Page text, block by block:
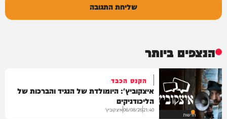
שליחת התגובה
הנצפים ביותר
חדשות
הקנס הכבד
איצקוביץ': היומולדת של הנגיד והברכות של
הליכודניקים
21:40
06/08/26איצקוביץ'